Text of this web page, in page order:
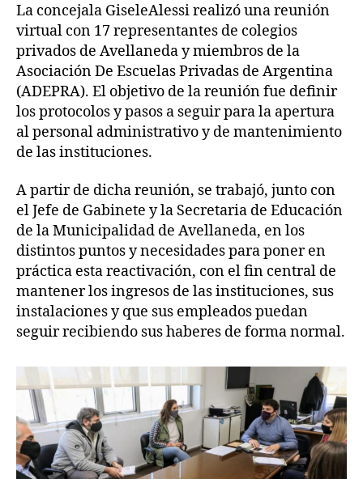
REPRESENTANTES
DE
COLEGIOS
PRIVADOS
AVELLANEDA
La concejala GiseleAlessi realizó una reunión
virtual con 17 representantes de colegios
privados de Avellaneda y miembros de la
Asociación De Escuelas Privadas de Argentina
(ADEPRA). El objetivo de la reunión fue definir
los protocolos y pasos a seguir para la apertura
al personal administrativo y de mantenimiento
de las instituciones.
A partir de dicha reunión, se trabajó, junto con
el Jefe de Gabinete y la Secretaria de Educación
de la Municipalidad de Avellaneda, en los
distintos puntos y necesidades para poner en
práctica esta reactivación, con el fin central de
mantener los ingresos de las instituciones, sus
instalaciones y que sus empleados puedan
seguir recibiendo sus haberes de forma normal.